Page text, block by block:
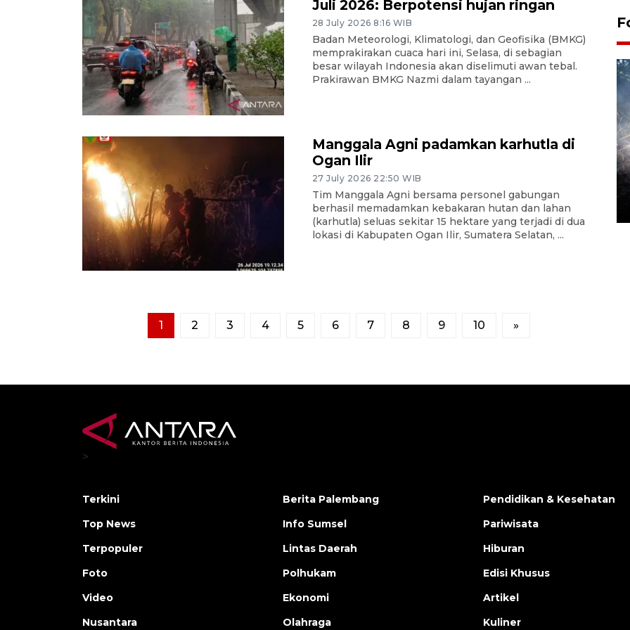
Juli 2026: Berpotensi hujan ringan
28 July 2026 8:16 WIB
Badan Meteorologi, Klimatologi, dan Geofisika (BMKG)
memprakirakan cuaca hari ini, Selasa, di sebagian
besar wilayah Indonesia akan diselimuti awan tebal.
Prakirawan BMKG Nazmi dalam tayangan ...
Manggala Agni padamkan karhutla di
Ogan Ilir
27 July 2026 22:50 WIB
Tim Manggala Agni bersama personel gabungan
berhasil memadamkan kebakaran hutan dan lahan
(karhutla) seluas sekitar 15 hektare yang terjadi di dua
lokasi di Kabupaten Ogan Ilir, Sumatera Selatan, ...
1 2 3 4 5 6 7 8 9 10 »
kopi arabika Gayo
15 June 2026 11:15 WIB
>
Terkini
Top News
Terpopuler
Foto
Video
Nusantara
Berita Palembang
Info Sumsel
Lintas Daerah
Polhukam
Ekonomi
Olahraga
Pendidikan & Kesehatan
Pariwisata
Hiburan
Edisi Khusus
Artikel
Kuliner